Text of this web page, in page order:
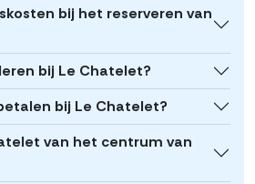
bij het reserveren van
bij Le Chatelet?
bij Le Chatelet?
van het centrum van